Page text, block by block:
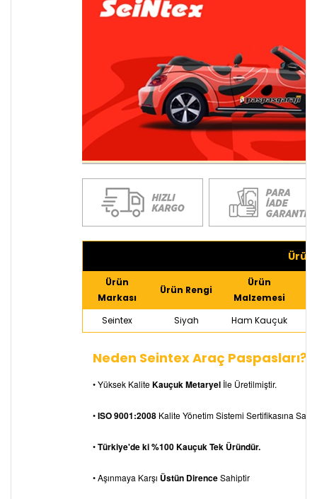
Ürün
Markası
Ürün Rengi
Ürün
Malzemesi
Seintex Siyah Ham Kauçuk
Neden Seintex Araç Paspasları?
• Yüksek KaliteKauçuk Metaryel İle Üretilmiştir.
•ISO 9001:2008 Kalite Yönetim Sistemi Sertifikasına
•Türkiye'de ki %100 Kauçuk Tek Üründür.
• Aşınmaya Karşı Üstün DirenceSahiptir